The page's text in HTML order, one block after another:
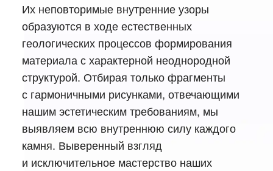
Их неповторимые внутренние узоры
образуются в ходе естественных
геологических процессов формирования
материала с характерной неоднородной
структурой. Отбирая только фрагменты
с гармоничными рисунками, отвечающими
нашим эстетическим требованиям, мы
выявляем всю внутреннюю силу каждого
камня. Выверенный взгляд
и исключительное мастерство наших